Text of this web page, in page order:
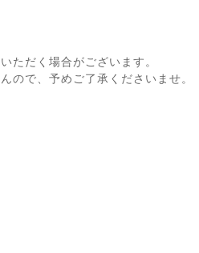
ただく場合がございます。
ので、予めご了承くださいませ。